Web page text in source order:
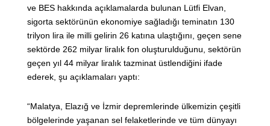
ve BES hakkında açıklamalarda bulunan Lütfi Elvan,
sigorta sektörünün ekonomiye sağladığı teminatın 130
trilyon lira ile milli gelirin 26 katına ulaştığını, geçen sene
sektörde 262 milyar liralık fon oluşturulduğunu, sektörün
geçen yıl 44 milyar liralık tazminat üstlendiğini ifade
ederek, şu açıklamaları yaptı:
“Malatya, Elazığ ve İzmir depremlerinde ülkemizin çeşitli
bölgelerinde yaşanan sel felaketlerinde ve tüm dünyayı